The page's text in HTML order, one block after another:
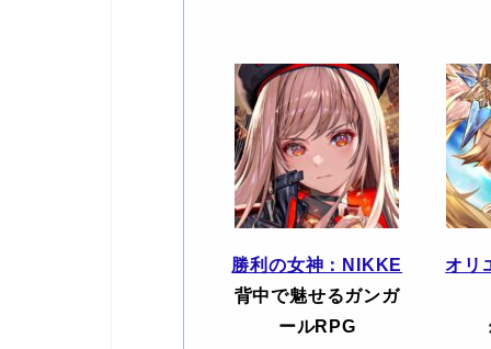
勝利の女神：NIKKE
背中で魅せるガンガ
ールRPG
オリ